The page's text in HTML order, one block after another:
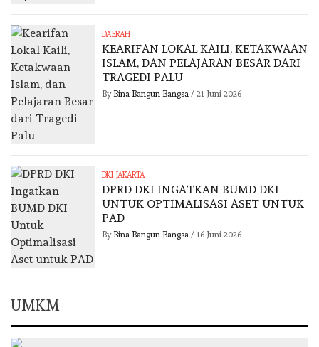
DAERAH
KEARIFAN LOKAL KAILI, KETAKWAAN
ISLAM, DAN PELAJARAN BESAR DARI
TRAGEDI PALU
By Bina Bangun Bangsa/ 21 Juni 2026
DKI JAKARTA
DPRD DKI INGATKAN BUMD DKI
UNTUK OPTIMALISASI ASET UNTUK
PAD
By Bina Bangun Bangsa/ 16 Juni 2026
UMKM